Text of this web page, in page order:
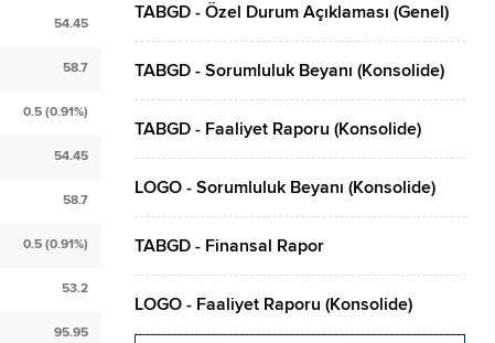
54.45
58.7
0.5 (0.91%)
54.45
58.7
0.5 (0.91%)
53.2
95.95
TABGD - Özel Durum Açıklaması (Genel)
TABGD - Sorumluluk Beyanı (Konsolide)
TABGD - Faaliyet Raporu (Konsolide)
LOGO - Sorumluluk Beyanı (Konsolide)
TABGD - Finansal Rapor
LOGO - Faaliyet Raporu (Konsolide)